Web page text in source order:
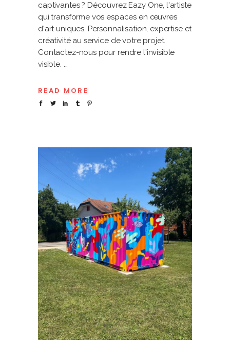
captivantes ? Découvrez Eazy One, l'artiste
qui transforme vos espaces en œuvres
d'art uniques. Personnalisation, expertise et
créativité au service de votre projet.
Contactez-nous pour rendre l'invisible
visible.
READ MORE